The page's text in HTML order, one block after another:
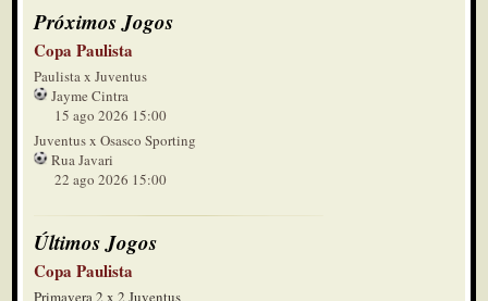
Próximos Jogos
Copa Paulista
Paulista x Juventus
Jayme Cintra
15 ago 2026 15:00
Juventus x Osasco Sporting
Rua Javari
22 ago 2026 15:00
Últimos Jogos
Copa Paulista
Primavera 2 x 2 Juventus